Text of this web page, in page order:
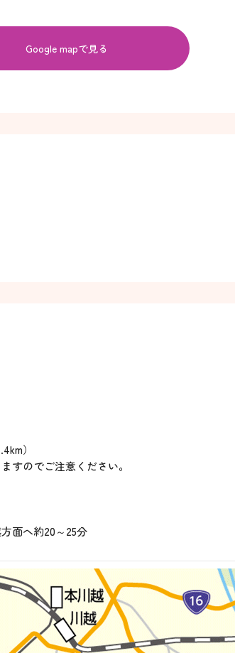
Google mapで見る
）
すのでご注意ください。
面へ約20～25分